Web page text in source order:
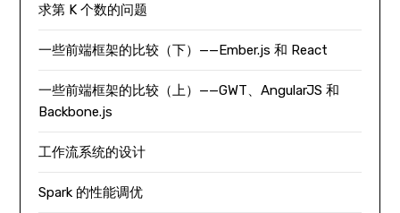
求第 K 个数的问题
一些前端框架的比较（下）——Ember.js 和 React
一些前端框架的比较（上）——GWT、AngularJS 和
Backbone.js
工作流系统的设计
Spark 的性能调优